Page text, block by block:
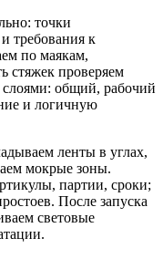
точки
требования к
по маякам,
стяжек проверяем
общий, рабочий
и логичную
ленты в углах,
мокрые зоны.
партии, сроки;
После запуска
световые